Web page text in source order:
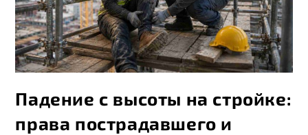
Падение с высоты на стройке:
права пострадавшего и